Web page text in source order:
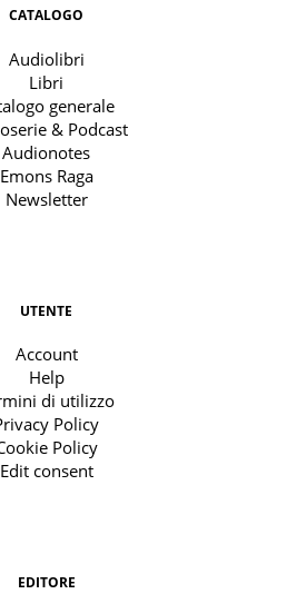
CATALOGO
Audiolibri
Libri
generale
& Podcast
Audionotes
Emons Raga
Newsletter
UTENTE
Account
Help
di utilizzo
Policy
Policy
Edit consent
EDITORE